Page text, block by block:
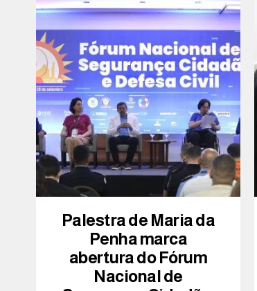
Palestra de Maria da
Penha marca
abertura do Fórum
Nacional de